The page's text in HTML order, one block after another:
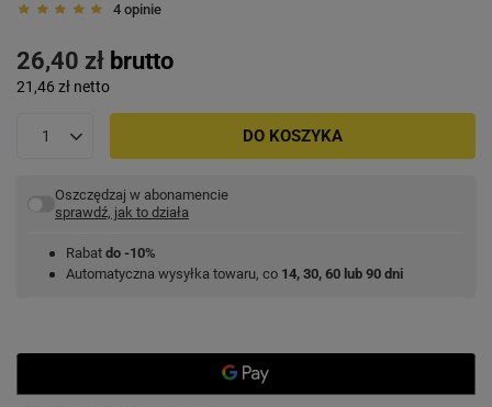
4 opinie
26,40 zł brutto
21,46 zł netto
DO KOSZYKA
Oszczędzaj w abonamencie
sprawdź, jak to działa
Rabat do -10%
Automatyczna wysyłka towaru, co 14, 30, 60 lub 90 dni